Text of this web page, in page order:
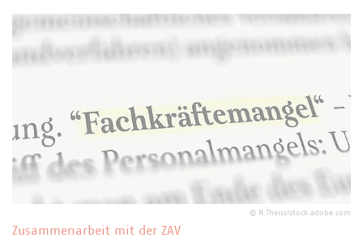
© N.Theiss/stock.adobe.com
Zusammenarbeit mit der ZAV